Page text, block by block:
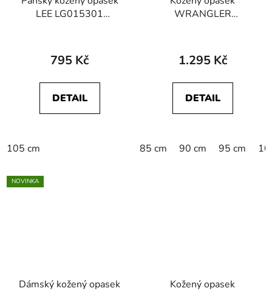
LEE LG015301
795 Kč
DETAIL
105 cm
WRANGLER
BELT Black
1.295 Kč
DETAIL
85 cm 90 cm 95 cm
NOVINKA
Dámský kožený opasek
Kožený opasek